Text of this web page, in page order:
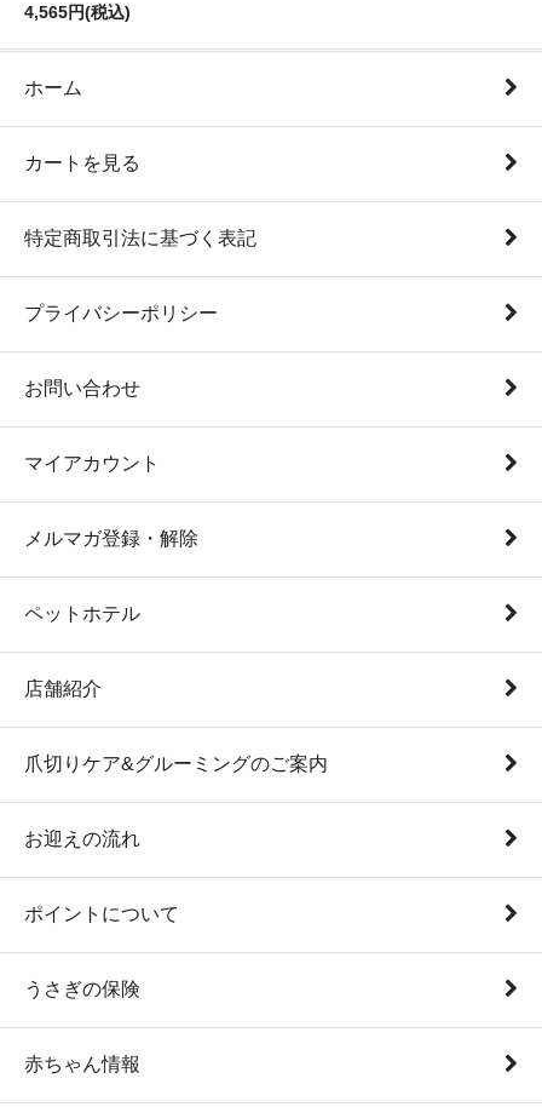
4,565円(税込)
ホーム
カートを見る
特定商取引法に基づく表記
プライバシーポリシー
お問い合わせ
マイアカウント
メルマガ登録・解除
ペットホテル
店舗紹介
爪切りケア&グルーミングのご案内
お迎えの流れ
ポイントについて
うさぎの保険
赤ちゃん情報